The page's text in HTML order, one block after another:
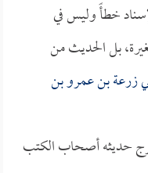
خطأً وليس في
بل الحديث من
زرعة بن عمرو بن
حديثه أصحاب الكتب